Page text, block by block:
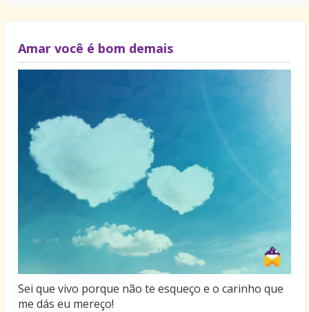
Amar você é bom demais
Sei que vivo porque não te esqueço e o carinho que
me dás eu mereço!